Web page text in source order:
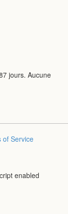
jours. Aucune
of Service
enabled